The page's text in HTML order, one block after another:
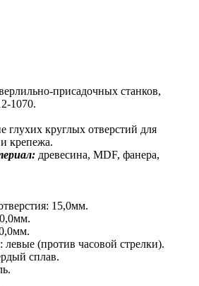
присадочных станков,
1070.
глухих круглых отверстий для
крепежа.
древесина, MDF, фанера,
15,0мм.
(против часовой стрелки).
сплав.